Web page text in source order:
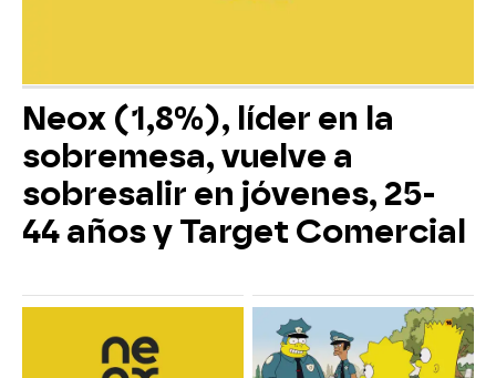
Neox (1,8%), líder en la
sobremesa, vuelve a
sobresalir en jóvenes, 25-
44 años y Target Comercial